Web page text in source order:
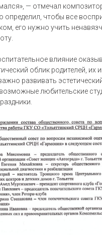
— отмечал
определил, чтобы все
его нужно учить
влияние
облик родителей, их
развивать
любительские